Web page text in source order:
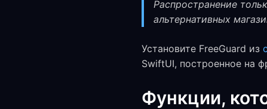
Распространение
альтернативных
Установите FreeGuard из
SwiftUI, построенное на
Функции,